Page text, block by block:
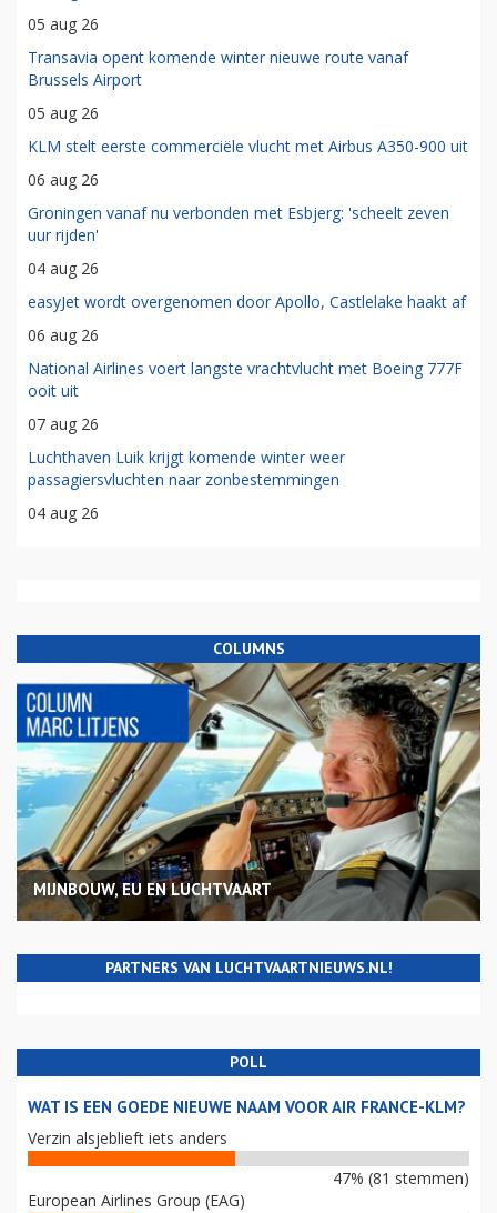
05 aug 26
Transavia opent komende winter nieuwe route vanaf
Brussels Airport
05 aug 26
KLM stelt eerste commerciële vlucht met Airbus A350-900 uit
06 aug 26
Groningen vanaf nu verbonden met Esbjerg: 'scheelt zeven
uur rijden'
04 aug 26
easyJet wordt overgenomen door Apollo, Castlelake haakt af
06 aug 26
National Airlines voert langste vrachtvlucht met Boeing 777F
ooit uit
07 aug 26
Luchthaven Luik krijgt komende winter weer
passagiersvluchten naar zonbestemmingen
04 aug 26
COLUMNS
MIJNBOUW, EU EN LUCHTVAART
PARTNERS VAN LUCHTVAARTNIEUWS.NL!
POLL
WAT IS EEN GOEDE NIEUWE NAAM VOOR AIR FRANCE-KLM?
Verzin alsjeblieft iets anders
47% (81 stemmen)
European Airlines Group (EAG)